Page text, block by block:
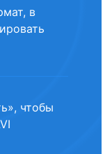
в
чтобы